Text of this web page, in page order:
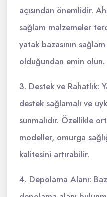
açısından önemlidir.
sağlam malzemeler
yatak bazasının
olduğundan emin olun.
3. Destek ve Rahatlık:
destek sağlamalı ve
sunmalıdır. Özellikle
modeller, omurga
kalitesini artırabilir.
4. Depolama Alanı: